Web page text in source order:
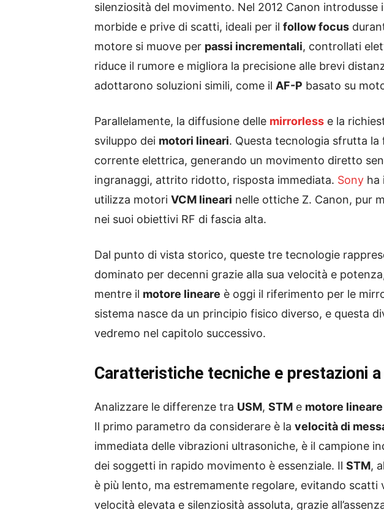
silenziosità del movimento. Nel 2012 Canon introdusse
morbide e prive di scatti, ideali per il follow focus
motore si muove per passi incrementali, controllati
riduce il rumore e migliora la precisione alle brevi
adottarono soluzioni simili, come il AF-P basato su
Parallelamente, la diffusione delle mirrorless e la
sviluppo dei motori lineari. Questa tecnologia sfrutta
corrente elettrica, generando un movimento diretto
ingranaggi, attrito ridotto, risposta immediata. Sony ha
utilizza motori VCM lineari nelle ottiche Z. Canon, pur
nei suoi obiettivi RF di fascia alta.
Dal punto di vista storico, queste tre tecnologie
dominato per decenni grazie alla sua velocità e
mentre il motore lineare è oggi il riferimento per le
sistema nasce da un principio fisico diverso, e questa
vedremo nel capitolo successivo.
Caratteristiche tecniche e prestazioni
Analizzare le differenze tra USM, STM e motore lineare
Il primo parametro da considerare è la velocità di
immediata delle vibrazioni ultrasoniche, è il campione
dei soggetti in rapido movimento è essenziale. Il STM,
è più lento, ma estremamente regolare, evitando scatti
velocità elevata e silenziosità assoluta, grazie